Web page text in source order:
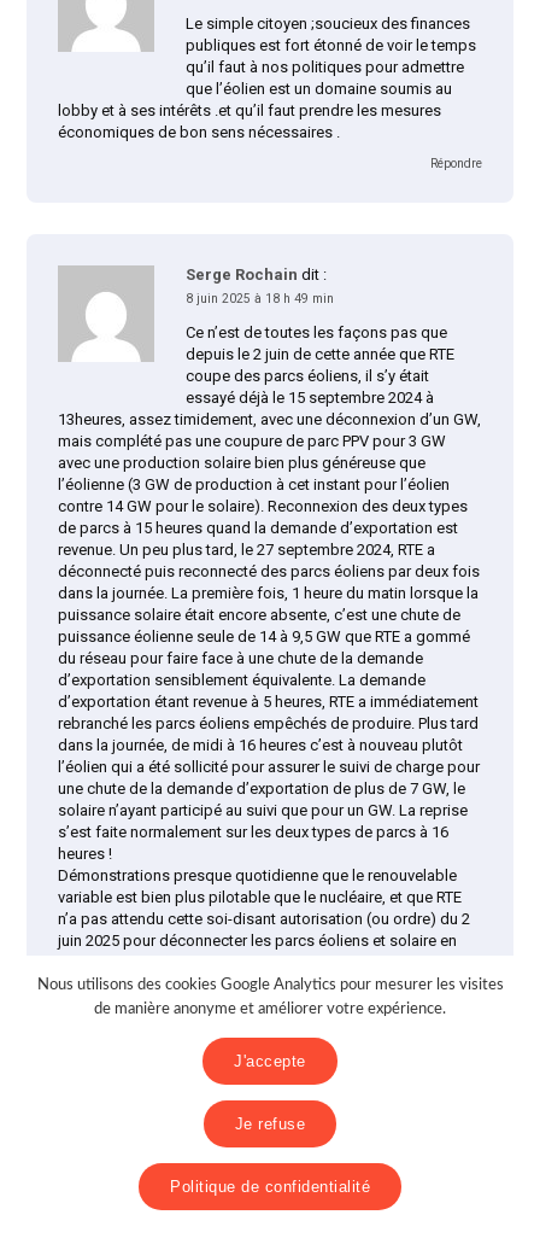
Le simple citoyen ;soucieux des finances
publiques est fort étonné de voir le temps
qu’il faut à nos politiques pour admettre
que l’éolien est un domaine soumis au
lobby et à ses intérêts .et qu’il faut prendre les mesures
économiques de bon sens nécessaires .
Répondre
Serge Rochain dit :
8 juin 2025 à 18 h 49 min
Ce n’est de toutes les façons pas que
depuis le 2 juin de cette année que RTE
coupe des parcs éoliens, il s’y était
essayé déjà le 15 septembre 2024 à
13heures, assez timidement, avec une déconnexion d’un GW,
mais complété pas une coupure de parc PPV pour 3 GW
avec une production solaire bien plus généreuse que
l’éolienne (3 GW de production à cet instant pour l’éolien
contre 14 GW pour le solaire). Reconnexion des deux types
de parcs à 15 heures quand la demande d’exportation est
revenue. Un peu plus tard, le 27 septembre 2024, RTE a
déconnecté puis reconnecté des parcs éoliens par deux fois
dans la journée. La première fois, 1 heure du matin lorsque la
puissance solaire était encore absente, c’est une chute de
puissance éolienne seule de 14 à 9,5 GW que RTE a gommé
du réseau pour faire face à une chute de la demande
d’exportation sensiblement équivalente. La demande
d’exportation étant revenue à 5 heures, RTE a immédiatement
rebranché les parcs éoliens empêchés de produire. Plus tard
dans la journée, de midi à 16 heures c’est à nouveau plutôt
l’éolien qui a été sollicité pour assurer le suivi de charge pour
une chute de la demande d’exportation de plus de 7 GW, le
solaire n’ayant participé au suivi que pour un GW. La reprise
s’est faite normalement sur les deux types de parcs à 16
heures !
Démonstrations presque quotidienne que le renouvelable
variable est bien plus pilotable que le nucléaire, et que RTE
n’a pas attendu cette soi-disant autorisation (ou ordre) du 2
juin 2025 pour déconnecter les parcs éoliens et solaire en
d’équilibre électrique. J’ajouterai que le 27 septembre 2024 à
1heure quand l’Allemagne a cessé d’importer à hauteur de 4
MWh et l’Allemand de +0,04€, ce qui démontre bien que l’on
n’importe pas en raison d’un prix bas, mais du besoin
Nous utilisons des cookies Google Analytics pour mesurer les visites
de manière anonyme et améliorer votre expérience.
J'accepte
Je refuse
Politique de confidentialité